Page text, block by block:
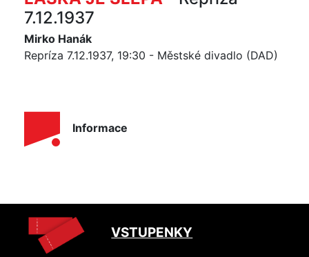
7.12.1937
Mirko Hanák
Repríza 7.12.1937, 19:30 - Městské divadlo (DAD)
Informace
VSTUPENKY